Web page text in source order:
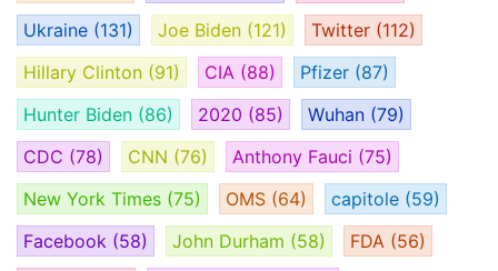
Ukraine (131) Joe Biden (121) Twitter (112)
Hillary Clinton (91) CIA (88) Pfizer (87)
Hunter Biden (86) 2020 (85) Wuhan (79)
CDC (78) CNN (76) Anthony Fauci (75)
New York Times (75) OMS (64) capitole (59)
Facebook (58) John Durham (58) FDA (56)